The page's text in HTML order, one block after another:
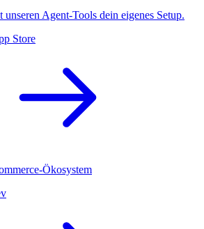
unseren Agent-Tools dein eigenes Setup.
Store
Ökosystem